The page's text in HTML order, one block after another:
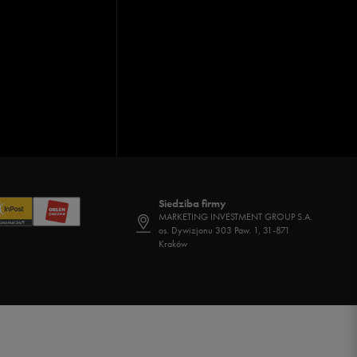
Siedziba firmy
MARKETING INVESTMENT GROUP S.A.
os. Dywizjonu 303 Paw. 1, 31-871
Kraków